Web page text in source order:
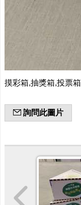
摸彩箱,抽獎箱,投票箱
詢問此圖片